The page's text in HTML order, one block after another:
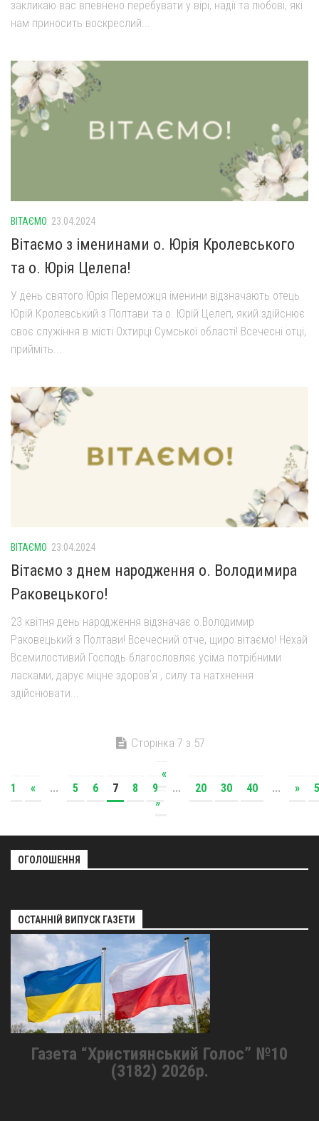
закликаю вас впевнено перебувати у вірі, надії та любові, які
нам приносить воскреслий...
ВІТАЄМО 23.04.2024
Вітаємо з іменинами о. Юрія Кролевського
та о. Юрія Целепа!
У день святого Юрія Переможця іменини відзначають отець
Юрій Кролевський з Полтави та о. Юрій Целеп, який здійснює
своє служіння в місті Охтирці Сумської області! Всечесні отці,
прийміть...
ВІТАЄМО 23.04.2024
Вітаємо з днем народження о. Володимира
Раковецького!
23 квітня день народження відзначає о.Володимир
Раковецький з Полтави! Всечесний отче, щиро вітаємо! Нехай
Всемилостивий Господь благословляє усіма потрібними
ласками, дарує міцне здоровʼя , силу та натхнення
здійснювати...
Сторінка 7 з 57
«
1
« ... 5 6 7 8 9 ... 20 30 40 ... »
»
ОГОЛОШЕННЯ
ОСТАННІЙ ВИПУСК ГАЗЕТИ
Газета “Християнський Голос” №10
(3182) 2026р.